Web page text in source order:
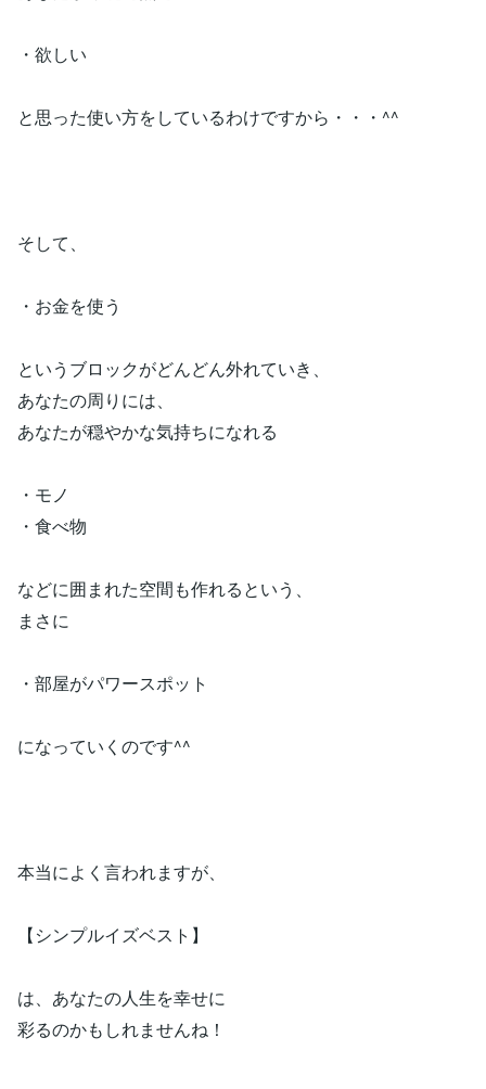
・欲しい
と思った使い方をしているわけですから・・・^^
そして、
・お金を使う
というブロックがどんどん外れていき、
あなたの周りには、
あなたが穏やかな気持ちになれる
・モノ
・食べ物
などに囲まれた空間も作れるという、
まさに
・部屋がパワースポット
になっていくのです^^
本当によく言われますが、
【シンプルイズベスト】
は、あなたの人生を幸せに
彩るのかもしれませんね！